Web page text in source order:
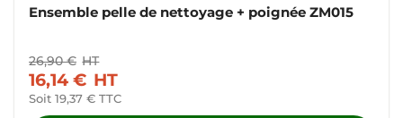
Ensemble pelle de nettoyage + poignée ZM015
26,90 € HT
16,14 € HT
Soit 19,37 € TTC